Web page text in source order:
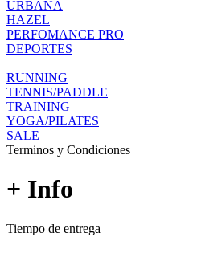
URBANA
HAZEL
PERFOMANCE PRO
DEPORTES
+
RUNNING
TENNIS/PADDLE
TRAINING
YOGA/PILATES
SALE
Terminos y Condiciones
+ Info
Tiempo de entrega
+